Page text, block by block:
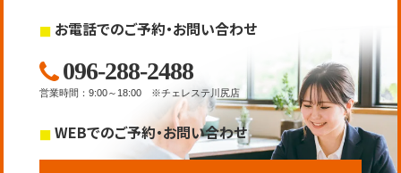
お電話でのご予約・お問い合わせ
096-288-2488
営業時間 ： 9:00～18:00 ※チェレステ川尻店
WEBでのご予約・お問い合わせ